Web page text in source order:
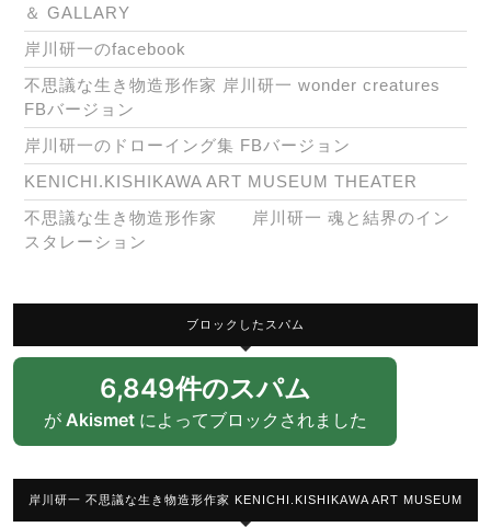
で
＆ GALLARY
岸川研一のfacebook
不思議な生き物造形作家 岸川研一 wonder creatures
FBバージョン
岸川研一のドローイング集 FBバージョン
KENICHI.KISHIKAWA ART MUSEUM THEATER
不思議な生き物造形作家 岸川研一 魂と結界のイン
スタレーション
ブロックしたスパム
6,849件のスパム
が Akismetによってブロックされました
岸川研一 不思議な生き物造形作家 KENICHI.KISHIKAWA ART MUSEUM